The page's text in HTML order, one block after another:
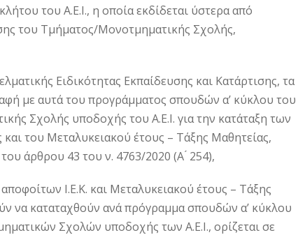
του Α.Ε.Ι., η οποία εκδίδεται ύστερα από
του Τμήματος/Μονοτμηματικής Σχολής,
Ειδικότητας Εκπαίδευσης και Κατάρτισης, τα
με αυτά του προγράμματος σπουδών α’ κύκλου του
Σχολής υποδοχής του Α.Ε.Ι. για την κατάταξη των
του Μεταλυκειακού έτους – Τάξης Μαθητείας,
άρθρου 43 του ν. 4763/2020 (Α ́ 254),
Ι.Ε.Κ. και Μεταλυκειακού έτους – Τάξης
να καταταχθούν ανά πρόγραμμα σπουδών α’ κύκλου
Σχολών υποδοχής των Α.Ε.Ι., ορίζεται σε